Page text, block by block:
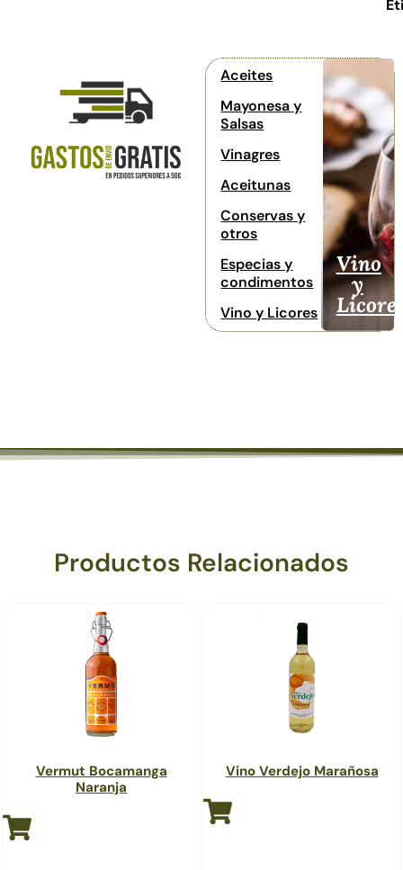
Vino
y
Aceites
Mayonesa y
Salsas
Vinagres
Aceitunas
Conservas y
otros
Especias y
condimentos
Vino y Licores
Productos Relacionados
Vermut Bocamanga
Naranja
Vino Verdejo Marañosa